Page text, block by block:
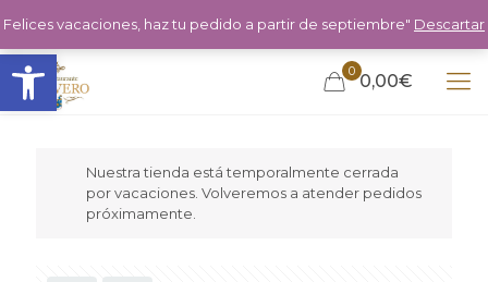
Abrir barra de herramientas 0 0,00€
Nuestra tienda está temporalmente cerrada
por vacaciones. Volveremos a atender pedidos
próximamente.
Felices vacaciones, haz tu pedido a partir de septiembre" Descartar